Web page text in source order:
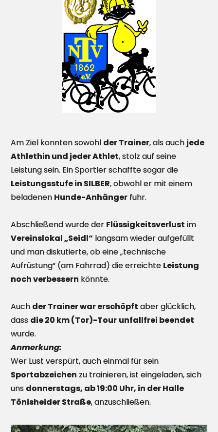
Am Ziel konnten sowohl der Trainer, als auch jede
Athlethin und jeder Athlet, stolz auf seine
Leistung sein. Ein Sportler schaffte sogar die
Leistungsstufe in SILBER, obwohl er mit einem
beladenen Hunde-Anhänger fuhr.
Abschließend wurde der Flüssigkeitsverlust im
Vereinslokal „Seidl“ langsam wieder aufgefüllt
und man diskutierte, ob eine „technische
Aufrüstung“ (am Fahrrad) die erreichte Leistung
noch verbessern könnte.
Auch der Trainer war erschöpft aber glücklich,
dass die 20 km (Tor)-Tour unfallfrei beendet
wurde.
Anmerkung:
Wer Lust verspürt, auch einmal für sein
Sportabzeichen zu trainieren, ist eingeladen, sich
uns donnerstags, ab 19:00 Uhr, in der Halle
Tönisheider Straße, anzuschließen.